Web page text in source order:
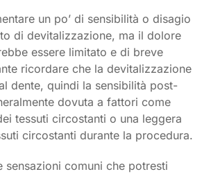
un po’ di sensibilità o disagio
di devitalizzazione, ma il dolore
essere limitato e di breve
ricordare che la devitalizzazione
dente, quindi la sensibilità post-
dovuta a fattori come
tessuti circostanti o una leggera
circostanti durante la procedura.
sensazioni comuni che potresti